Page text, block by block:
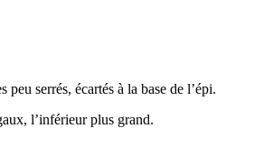
peu serrés, écartés à la base de l’épi.
l’inférieur plus grand.